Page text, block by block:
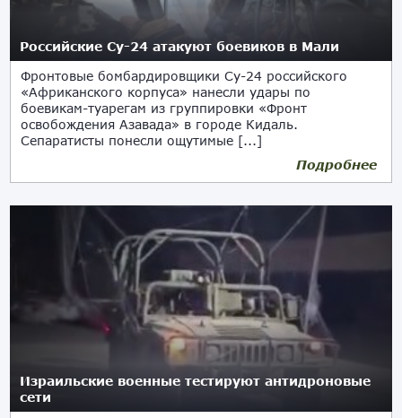
Российские Су-24 атакуют боевиков в Мали
Фронтовые бомбардировщики Су-24 российского
«Африканского корпуса» нанесли удары по
боевикам-туарегам из группировки «Фронт
освобождения Азавада» в городе Кидаль.
Сепаратисты понесли ощутимые [...]
Подробнее
Израильские военные тестируют антидроновые
сети